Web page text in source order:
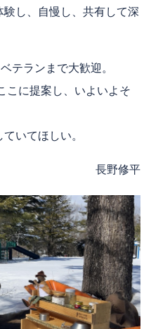
し、自慢し、共有して深
テランまで大歓迎。
こに提案し、いよいよそ
いてほしい。
長野修平